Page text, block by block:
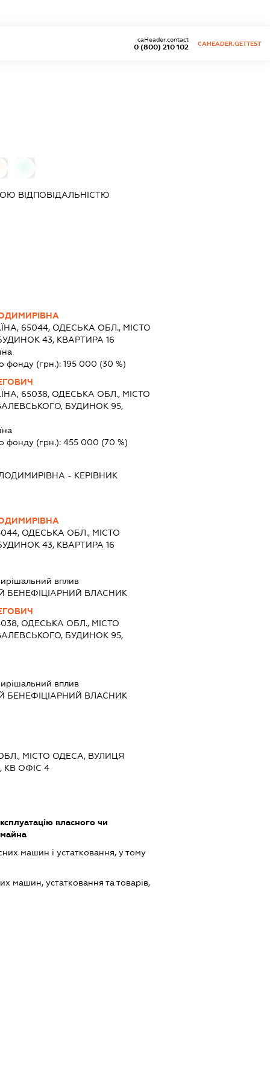
0 (800) 210 102
caHeader.contact
CAHEADER.GETTEST
ВІДПОВІДАЛЬНІСТЮ
65044, ОДЕСЬКА ОБЛ., МІСТО
43, КВАРТИРА 16
фонду (грн.): 195 000 (30 %)
65038, ОДЕСЬКА ОБЛ., МІСТО
БУДИНОК 95,
фонду (грн.): 455 000 (70 %)
- КЕРІВНИК
ОДЕСЬКА ОБЛ., МІСТО
43, КВАРТИРА 16
вплив
БЕНЕФІЦІАРНИЙ ВЛАСНИК
ОДЕСЬКА ОБЛ., МІСТО
БУДИНОК 95,
вплив
БЕНЕФІЦІАРНИЙ ВЛАСНИК
МІСТО ОДЕСА, ВУЛИЦЯ
КВ ОФІС 4
власного чи
машин і устатковання, у тому
машин, устатковання та товарів,